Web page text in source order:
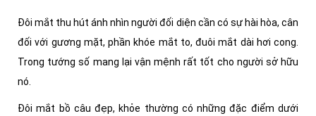
Đôi mắt thu hút ánh nhìn người đối diện cần có sự hài hòa, cân
đối với gương mặt, phần khóe mắt to, đuôi mắt dài hơi cong.
Trong tướng số mang lại vận mệnh rất tốt cho người sở hữu
nó.
Đôi mắt bồ câu đẹp, khỏe thường có những đặc điểm dưới